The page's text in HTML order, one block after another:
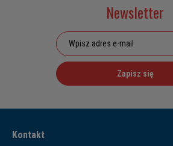
Newsletter
Zapisz się
Kontakt